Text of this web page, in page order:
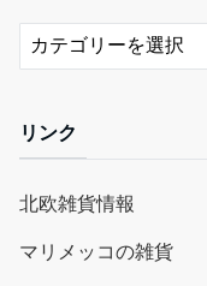
リンク
北欧雑貨情報
マリメッコの雑貨